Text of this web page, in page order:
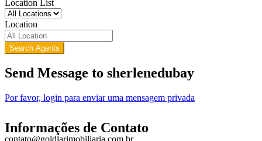
Location List
Location
Search Agents
Send Message to sherlenedubay
Por favor, login para enviar uma mensagem privada
Informações de Contato